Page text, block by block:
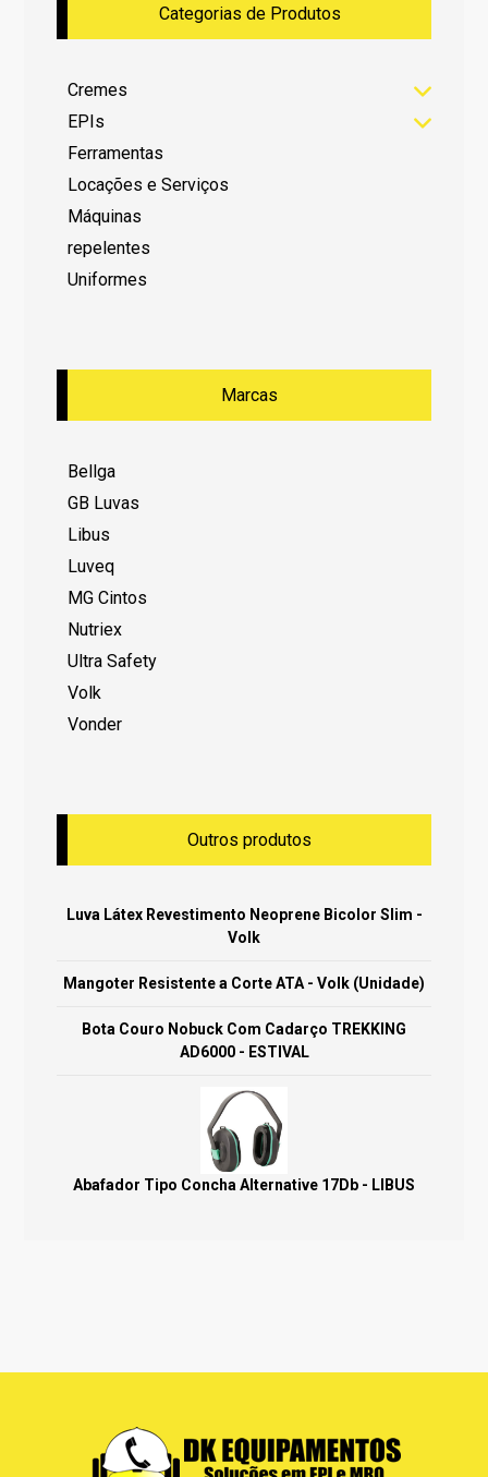
Categorias de Produtos
Cremes
EPIs
Ferramentas
Locações e Serviços
Máquinas
repelentes
Uniformes
Marcas
Bellga
GB Luvas
Libus
Luveq
MG Cintos
Nutriex
Ultra Safety
Volk
Vonder
Outros produtos
Luva Látex Revestimento Neoprene Bicolor Slim -
Volk
Mangoter Resistente a Corte ATA - Volk (Unidade)
Bota Couro Nobuck Com Cadarço TREKKING
AD6000 - ESTIVAL
Abafador Tipo Concha Alternative 17Db - LIBUS